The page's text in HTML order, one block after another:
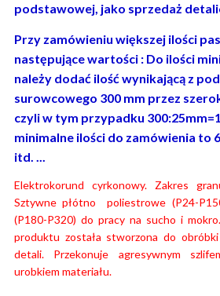
podstawowej, jako sprzedaż
Przy zamówieniu większej ilości
następujące wartości : Do ilości
należy dodać ilość wynikającą z
surowcowego 300 mm przez
czyli w tym przypadku
minimalne ilości do zamówienia to
itd. ...
Elektrokorund cyrkonowy. Zakres
Sztywne płótno poliestrowe (P24-
(P180-P320) do pracy na sucho i
produktu została stworzona do
detali. Przekonuje agresywnym
urobkiem materiału.